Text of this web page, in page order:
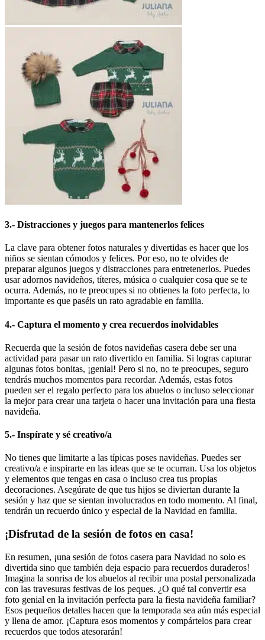
3.- Distracciones y juegos para mantenerlos felices
La clave para obtener fotos naturales y divertidas es hacer que los
niños se sientan cómodos y felices. Por eso, no te olvides de
preparar algunos juegos y distracciones para entretenerlos. Puedes
usar adornos navideños, títeres, música o cualquier cosa que se te
ocurra. Además, no te preocupes si no obtienes la foto perfecta, lo
importante es que paséis un rato agradable en familia.
4.- Captura el momento y crea recuerdos inolvidables
Recuerda que la sesión de fotos navideñas casera debe ser una
actividad para pasar un rato divertido en familia. Si logras capturar
algunas fotos bonitas, ¡genial! Pero si no, no te preocupes, seguro
tendrás muchos momentos para recordar. Además, estas fotos
pueden ser el regalo perfecto para los abuelos o incluso seleccionar
la mejor para crear una tarjeta o hacer una invitación para una fiesta
navideña.
5.- Inspírate y sé creativo/a
No tienes que limitarte a las típicas poses navideñas. Puedes ser
creativo/a e inspirarte en las ideas que se te ocurran. Usa los objetos
y elementos que tengas en casa o incluso crea tus propias
decoraciones. Asegúrate de que tus hijos se diviertan durante la
sesión y haz que se sientan involucrados en todo momento. Al final,
tendrán un recuerdo único y especial de la Navidad en familia.
¡Disfrutad de la sesión de fotos en casa!
En resumen, ¡una sesión de fotos casera para Navidad no solo es
divertida sino que también deja espacio para recuerdos duraderos!
Imagina la sonrisa de los abuelos al recibir una postal personalizada
con las travesuras festivas de los peques. ¿O qué tal convertir esa
foto genial en la invitación perfecta para la fiesta navideña familiar?
Esos pequeños detalles hacen que la temporada sea aún más especial
y llena de amor. ¡Captura esos momentos y compártelos para crear
recuerdos que todos atesorarán!